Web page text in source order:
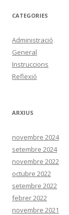
CATEGORIES
Administració
General
Instruccions
Reflexió
ARXIUS
novembre 2024
setembre 2024
novembre 2022
octubre 2022
setembre 2022
febrer 2022
novembre 2021